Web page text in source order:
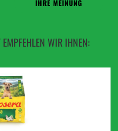
IHRE MEINUNG
WIR IHNEN: